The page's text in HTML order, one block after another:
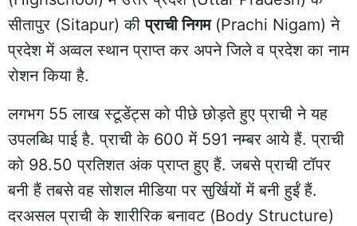
सीतापुर (Sitapur) कीप्राची निगम(Prachi Nigam) ने
प्रदेश में अव्वल स्थान प्राप्त कर अपने जिले व प्रदेश का नाम
रोशन किया है.
लगभग 55 लाख स्टूडेंट्स को पीछे छोड़ते हुए प्राची ने यह
उपलब्धि पाई है. प्राची के 600 में 591 नम्बर आये हैं. प्राची
को 98.50 प्रतिशत अंक प्राप्त हुए हैं. जबसे प्राची टॉपर
बनी हैं तबसे वह सोशल मीडिया पर सुर्खियों में बनी हुईं हैं.
दरअसल प्राची के शारीरिक बनावट (Body Structure)